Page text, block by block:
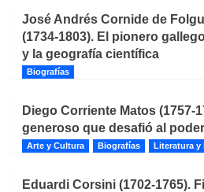
José Andrés Cornide de
(1734-1803). El pionero
y la geografía científica
Biografías
Diego Corriente Matos (1757-
generoso que desafió al
Arte y Cultura Biografías Literatura y
Eduardi Corsini (1702-1765).